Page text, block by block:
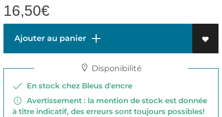
16,50€
Ajouter au panier
Disponibilité
En stock chez Bleus d'encre
Avertissement : la mention de stock est donnée
à titre indicatif, des erreurs sont toujours possibles!